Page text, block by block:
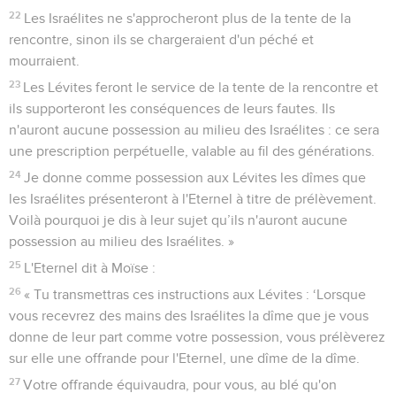
22 Les Israélites ne s'approcheront plus de la tente de la
rencontre, sinon ils se chargeraient d'un péché et
mourraient.
23 Les Lévites feront le service de la tente de la rencontre et
ils supporteront les conséquences de leurs fautes. Ils
n'auront aucune possession au milieu des Israélites : ce sera
une prescription perpétuelle, valable au fil des générations.
24 Je donne comme possession aux Lévites les dîmes que
les Israélites présenteront à l'Eternel à titre de prélèvement.
Voilà pourquoi je dis à leur sujet qu’ils n'auront aucune
possession au milieu des Israélites. »
25 L'Eternel dit à Moïse :
26 « Tu transmettras ces instructions aux Lévites : ‘Lorsque
vous recevrez des mains des Israélites la dîme que je vous
donne de leur part comme votre possession, vous prélèverez
sur elle une offrande pour l'Eternel, une dîme de la dîme.
27 Votre offrande équivaudra, pour vous, au blé qu'on